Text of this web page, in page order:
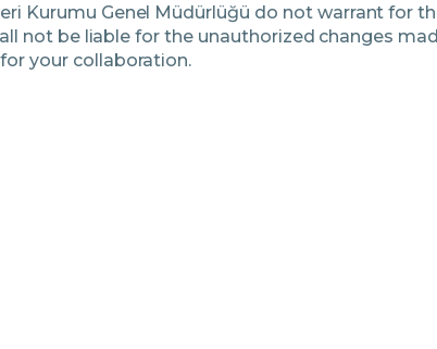
Kurumu Genel Müdürlüğü do not warrant for
not be liable for the unauthorized changes
your collaboration.